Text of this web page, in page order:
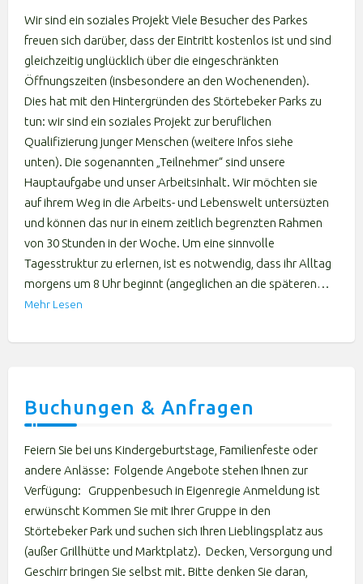
Wir sind ein soziales Projekt Viele Besucher des Parkes
freuen sich darüber, dass der Eintritt kostenlos ist und sind
gleichzeitig unglücklich über die eingeschränkten
Öffnungszeiten (insbesondere an den Wochenenden).
Dies hat mit den Hintergründen des Störtebeker Parks zu
tun: wir sind ein soziales Projekt zur beruflichen
Qualifizierung junger Menschen (weitere Infos siehe
unten). Die sogenannten „Teilnehmer“ sind unsere
Hauptaufgabe und unser Arbeitsinhalt. Wir möchten sie
auf ihrem Weg in die Arbeits- und Lebenswelt untersüzten
und können das nur in einem zeitlich begrenzten Rahmen
von 30 Stunden in der Woche. Um eine sinnvolle
Tagesstruktur zu erlernen, ist es notwendig, dass ihr Alltag
morgens um 8 Uhr beginnt (angeglichen an die späteren…
Mehr Lesen
Buchungen & Anfragen
Feiern Sie bei uns Kindergeburtstage, Familienfeste oder
andere Anlässe: Folgende Angebote stehen Ihnen zur
Verfügung: Gruppenbesuch in Eigenregie Anmeldung ist
erwünscht Kommen Sie mit Ihrer Gruppe in den
Störtebeker Park und suchen sich Ihren Lieblingsplatz aus
(außer Grillhütte und Marktplatz). Decken, Versorgung und
Geschirr bringen Sie selbst mit. Bitte denken Sie daran,